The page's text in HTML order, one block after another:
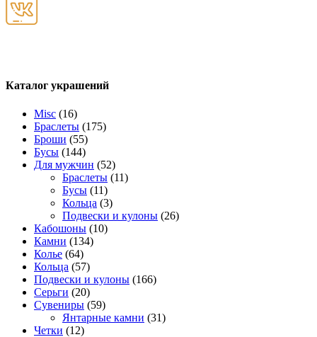
Каталог украшений
Misc (16)
Браслеты (175)
Броши (55)
Бусы (144)
Для мужчин (52)
Браслеты (11)
Бусы (11)
Кольца (3)
Подвески и кулоны (26)
Кабошоны (10)
Камни (134)
Колье (64)
Кольца (57)
Подвески и кулоны (166)
Серьги (20)
Сувениры (59)
Янтарные камни (31)
Четки (12)